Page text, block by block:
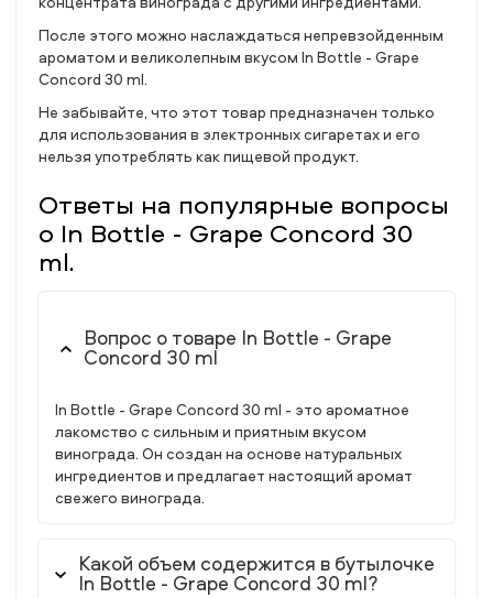
После этого можно наслаждаться непревзойденным
ароматом и великолепным вкусом In Bottle - Grape
Concord 30 ml.
Не забывайте, что этот товар предназначен только
для использования в электронных сигаретах и его
нельзя употреблять как пищевой продукт.
Ответы на популярные вопросы
о In Bottle - Grape Concord 30
ml.
Вопрос о товаре In Bottle - Grape
Concord 30 ml
In Bottle - Grape Concord 30 ml - это ароматное
лакомство с сильным и приятным вкусом
винограда. Он создан на основе натуральных
ингредиентов и предлагает настоящий аромат
свежего винограда.
Какой объем содержится в бутылочке
In Bottle - Grape Concord 30 ml?